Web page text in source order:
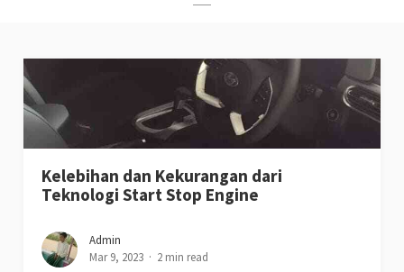
Kelebihan dan Kekurangan dari
Teknologi Start Stop Engine
Admin
Mar 9, 2023
2 min read